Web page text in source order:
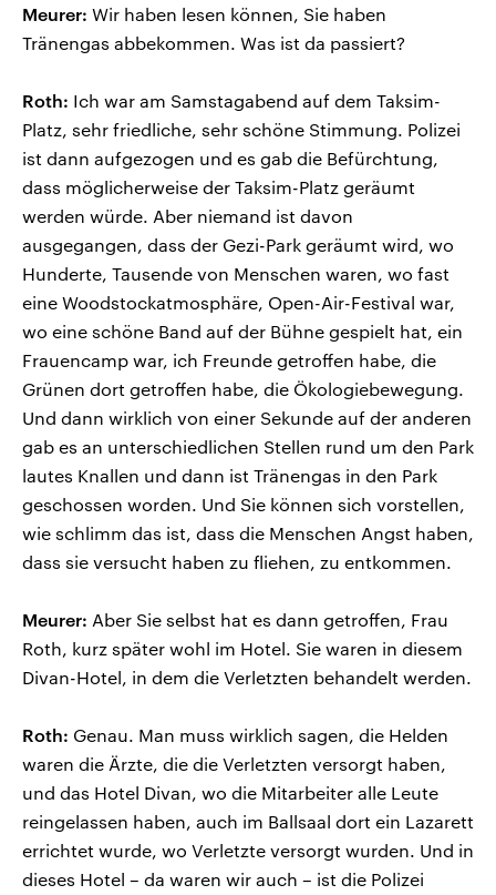
Meurer: Wir haben lesen können, Sie haben
Tränengas abbekommen. Was ist da passiert?
Roth: Ich war am Samstagabend auf dem Taksim-
Platz, sehr friedliche, sehr schöne Stimmung. Polizei
ist dann aufgezogen und es gab die Befürchtung,
dass möglicherweise der Taksim-Platz geräumt
werden würde. Aber niemand ist davon
ausgegangen, dass der Gezi-Park geräumt wird, wo
Hunderte, Tausende von Menschen waren, wo fast
eine Woodstockatmosphäre, Open-Air-Festival war,
wo eine schöne Band auf der Bühne gespielt hat, ein
Frauencamp war, ich Freunde getroffen habe, die
Grünen dort getroffen habe, die Ökologiebewegung.
Und dann wirklich von einer Sekunde auf der anderen
gab es an unterschiedlichen Stellen rund um den Park
lautes Knallen und dann ist Tränengas in den Park
geschossen worden. Und Sie können sich vorstellen,
wie schlimm das ist, dass die Menschen Angst haben,
dass sie versucht haben zu fliehen, zu entkommen.
Meurer: Aber Sie selbst hat es dann getroffen, Frau
Roth, kurz später wohl im Hotel. Sie waren in diesem
Divan-Hotel, in dem die Verletzten behandelt werden.
Roth: Genau. Man muss wirklich sagen, die Helden
waren die Ärzte, die die Verletzten versorgt haben,
und das Hotel Divan, wo die Mitarbeiter alle Leute
reingelassen haben, auch im Ballsaal dort ein Lazarett
errichtet wurde, wo Verletzte versorgt wurden. Und in
dieses Hotel – da waren wir auch – ist die Polizei